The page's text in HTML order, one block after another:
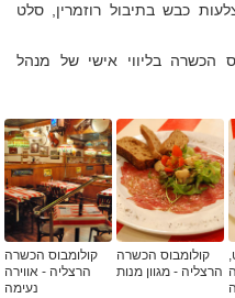
כבש בתיבול רוזמרין, סלט
הכשרה בליווי אישי של מנהל
קולומבוס הכשרה
הרצליה - מגוון מנות
קולומבוס הכשרה
הרצליה - אווירה
נעימה